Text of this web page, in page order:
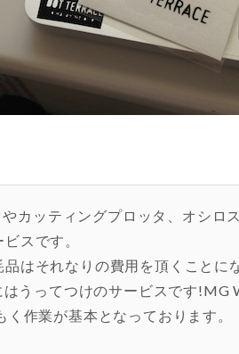
カッティングプロッタ、オシロ
スです。
はそれなりの費用を頂くことに
うってつけのサービスです!MG
作業が基本となっております。